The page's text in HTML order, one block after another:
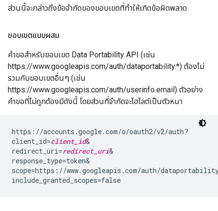
ส่วนนี้จะกล่าวถึงข้อจํากัดของขอบเขตที่ทําให้เกิดข้อผิดพลาด
ขอบเขตแบบผสม
คำขอสำหรับขอบเขต Data Portability API (เช่น
https://www.googleapis.com/auth/dataportability.*) ต้องไม่
รวมกับขอบเขตอื่นๆ (เช่น
https://www.googleapis.com/auth/userinfo.email) ตัวอย่าง
คำขอที่ไม่ถูกต้องมีดังนี้ โดยส่วนที่จํากัดจะไฮไลต์เป็นตัวหนา
https://accounts.google.com/o/oauth2/v2/auth?
client_id=client_id&
redirect_uri=redirect_uri&
response_type=token&
scope=https://www.googleapis.com/auth/